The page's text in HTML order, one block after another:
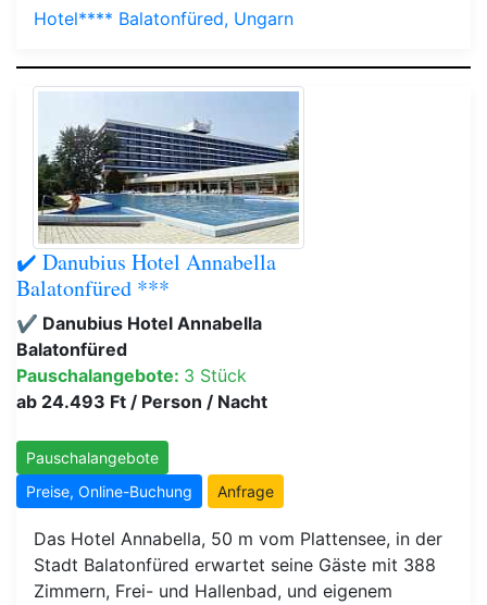
Hotel**** Balatonfüred, Ungarn
✔️ Danubius Hotel Annabella
Balatonfüred ***
✔️ Danubius Hotel Annabella
Balatonfüred
Pauschalangebote: 3 Stück
ab 24.493 Ft / Person / Nacht
Pauschalangebote
Preise, Online-Buchung
Anfrage
Das Hotel Annabella, 50 m vom Plattensee, in der
Stadt Balatonfüred erwartet seine Gäste mit 388
Zimmern, Frei- und Hallenbad, und eigenem